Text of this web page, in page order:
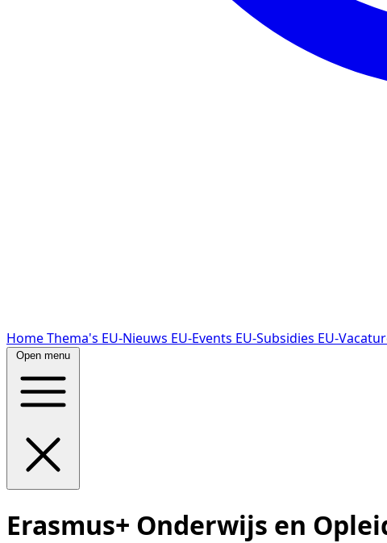
HomeThema's EU-Nieuws EU-Events EU-Subsidies EU-
Open menu
Erasmus+ Onderwijs en